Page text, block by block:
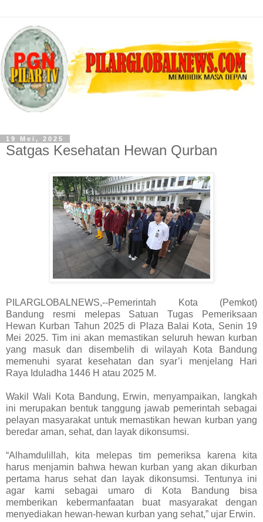
19 Mei, 2025
Satgas Kesehatan Hewan Qurban
PILARGLOBALNEWS,--Pemerintah Kota (Pemkot)
Bandung resmi melepas Satuan Tugas Pemeriksaan
Hewan Kurban Tahun 2025 di Plaza Balai Kota, Senin 19
Mei 2025. Tim ini akan memastikan seluruh hewan kurban
yang masuk dan disembelih di wilayah Kota Bandung
memenuhi syarat kesehatan dan syar’i menjelang Hari
Raya Iduladha 1446 H atau 2025 M.
Wakil Wali Kota Bandung, Erwin, menyampaikan, langkah
ini merupakan bentuk tanggung jawab pemerintah sebagai
pelayan masyarakat untuk memastikan hewan kurban yang
beredar aman, sehat, dan layak dikonsumsi.
“Alhamdulillah, kita melepas tim pemeriksa karena kita
harus menjamin bahwa hewan kurban yang akan dikurban
pertama harus sehat dan layak dikonsumsi. Tentunya ini
agar kami sebagai umaro di Kota Bandung bisa
memberikan kebermanfaatan buat masyarakat dengan
menyediakan hewan-hewan kurban yang sehat,” ujar Erwin.